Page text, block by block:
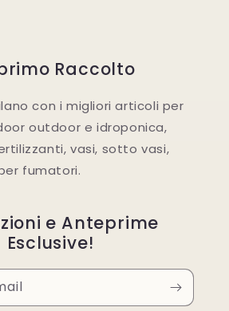
Raccolto
con i migliori articoli per
outdoor e idroponica,
vasi, sotto vasi,
fumatori.
e Anteprime
Esclusive!